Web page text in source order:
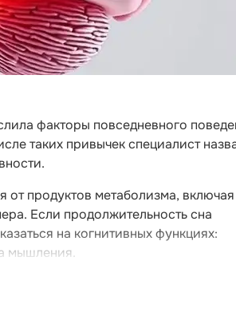
факторы повседневного
таких привычек специалист
от продуктов метаболизма, включая
Если продолжительность сна
на когнитивных функциях:
мышления.